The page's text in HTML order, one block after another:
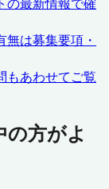
は募集要項・
もあわせてご覧
の方がよ